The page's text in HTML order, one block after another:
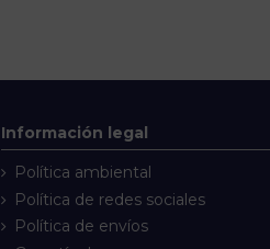
Información legal
Política ambiental
Política de redes sociales
Política de envíos